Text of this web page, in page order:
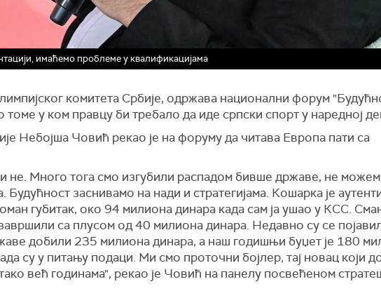
имаћемо проблеме у квалификацијама
комитета Србије, одржава национални форум
томе у ком правцу би требало да иде српски спорт у наредној
Небојша Човић рекао је на форуму да читава Европа пати са
не. Много тога смо изгубили распадом бивше државе, не
Будућност заснивамо на нади и стратегијама. Кошарка је
губитак, око 94 милиона динара када сам ја ушао у КСС.
са плусом од 40 милиона динара. Недавно су се
добили 235 милиона динара, а наш годишњи буџет је 180
су у питању подаци. Ми смо проточни бојлер, тај новац који
већ годинама", рекао је Човић на панелу посвећеном